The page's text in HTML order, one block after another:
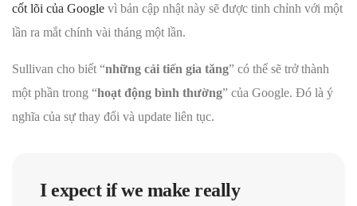
cốt lõi của Google vì bản cập nhật này sẽ được tinh chỉnh với một
lần ra mắt chính vài tháng một lần.
Sullivan cho biết “những cải tiến gia tăng” có thể sẽ trở thành
một phần trong “hoạt động bình thường” của Google. Đó là ý
nghĩa của sự thay đổi và update liên tục.
I expect if we make really